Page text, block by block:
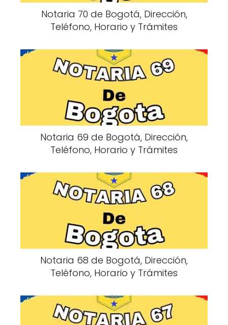
Notaria 70 de Bogotá, Dirección,
Teléfono, Horario y Trámites
Notaria 69 de Bogotá, Dirección,
Teléfono, Horario y Trámites
Notaria 68 de Bogotá, Dirección,
Teléfono, Horario y Trámites